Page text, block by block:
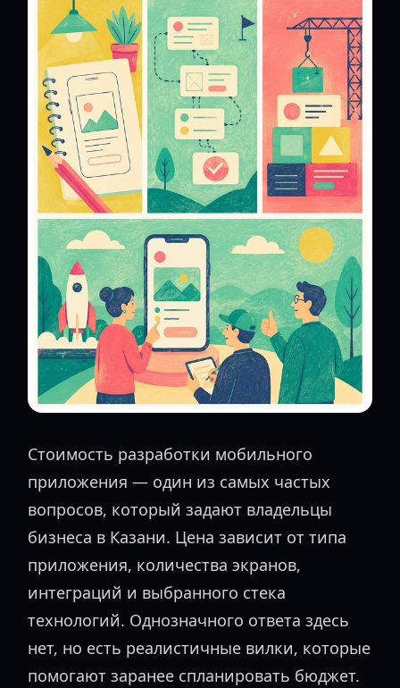
Стоимость разработки мобильного
приложения — один из самых частых
вопросов, который задают владельцы
бизнеса в Казани. Цена зависит от типа
приложения, количества экранов,
интеграций и выбранного стека
технологий. Однозначного ответа здесь
нет, но есть реалистичные вилки, которые
помогают заранее спланировать бюджет.